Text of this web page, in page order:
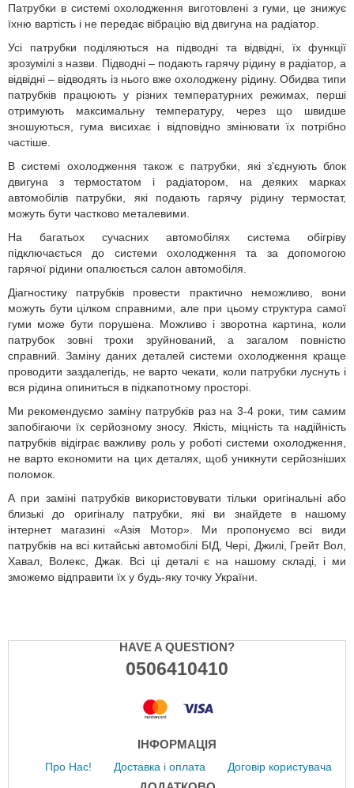
Патрубки в системі охолодження виготовлені з гуми, це знижує
їхню вартість і не передає вібрацію від двигуна на радіатор.
Усі патрубки поділяються на підводні та відвідні, їх функції
зрозумілі з назви. Підводні – подають гарячу рідину в радіатор, а
відвідні – відводять із нього вже охолоджену рідину. Обидва типи
патрубків працюють у різних температурних режимах, перші
отримують максимальну температуру, через що швидше
зношуються, гума висихає і відповідно змінювати їх потрібно
частіше.
В системі охолодження також є патрубки, які з'єднують блок
двигуна з термостатом і радіатором, на деяких марках
автомобілів патрубки, які подають гарячу рідину термостат,
можуть бути частково металевими.
На багатьох сучасних автомобілях система обігріву
підключається до системи охолодження та за допомогою
гарячої рідини опалюється салон автомобіля.
Діагностику патрубків провести практично неможливо, вони
можуть бути цілком справними, але при цьому структура самої
гуми може бути порушена. Можливо і зворотна картина, коли
патрубок зовні трохи зруйнований, а загалом повністю
справний. Заміну даних деталей системи охолодження краще
проводити заздалегідь, не варто чекати, коли патрубки луснуть і
вся рідина опиниться в підкапотному просторі.
Ми рекомендуємо заміну патрубків раз на 3-4 роки, тим самим
запобігаючи їх серйозному зносу. Якість, міцність та надійність
патрубків відіграє важливу роль у роботі системи охолодження,
не варто економити на цих деталях, щоб уникнути серйозніших
поломок.
А при заміні патрубків використовувати тільки оригінальні або
близькі до оригіналу патрубки, які ви знайдете в нашому
інтернет магазині «Азія Мотор». Ми пропонуємо всі види
патрубків на всі китайські автомобілі БІД, Чері, Джилі, Грейт Вол,
Хавал, Волекс, Джак. Всі ці деталі є на нашому складі, і ми
зможемо відправити їх у будь-яку точку України.
HAVE A QUESTION?
0506410410
ІНФОРМАЦІЯ
Про Нас! Доставка і оплата Договір користувача